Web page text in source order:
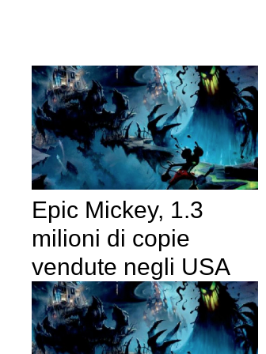
Epic Mickey, 1.3
milioni di copie
vendute negli USA